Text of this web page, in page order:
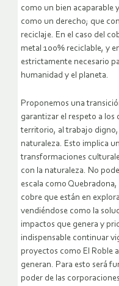
como un bien acaparable
como un derecho; que
reciclaje. En el caso del
metal 100% reciclable, y
estrictamente necesario
humanidad y el planeta.
Proponemos una
garantizar el respeto a los
territorio, al trabajo digno,
naturaleza. Esto implica
transformaciones
con la naturaleza. No
escala como
cobre que están en
vendiéndose como la
impactos que genera y
indispensable continuar
proyectos como El Roble
generan. Para esto será
poder de las